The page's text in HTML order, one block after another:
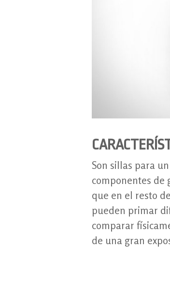
Son sillas para
componentes de
que en el resto
pueden primar
comparar
de una gran